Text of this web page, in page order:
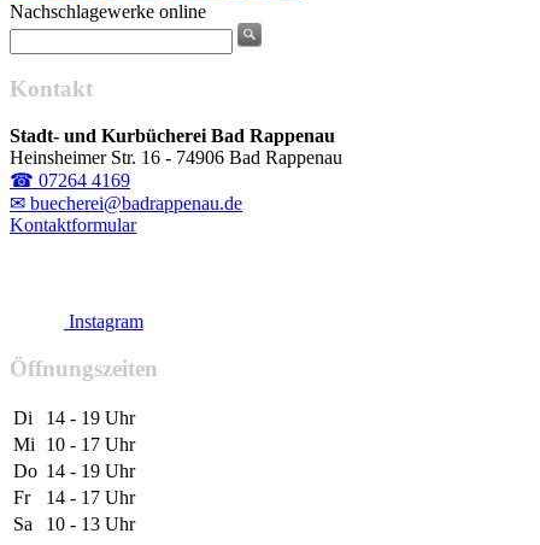
Nachschlagewerke online
Kontakt
Stadt- und Kurbücherei Bad Rappenau
Heinsheimer Str. 16 - 74906 Bad Rappenau
☎ 07264 4169
✉ buecherei@badrappenau.de
Kontaktformular
Instagram
Öffnungszeiten
Di
14 - 19 Uhr
Mi
10 - 17 Uhr
Do 14 - 19 Uhr
Fr
14 - 17 Uhr
Sa
10 - 13 Uhr